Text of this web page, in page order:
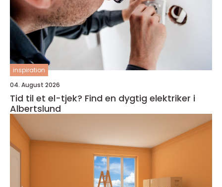
inspiration
04. August 2026
Tid til et el-tjek? Find en dygtig elektriker i
Albertslund